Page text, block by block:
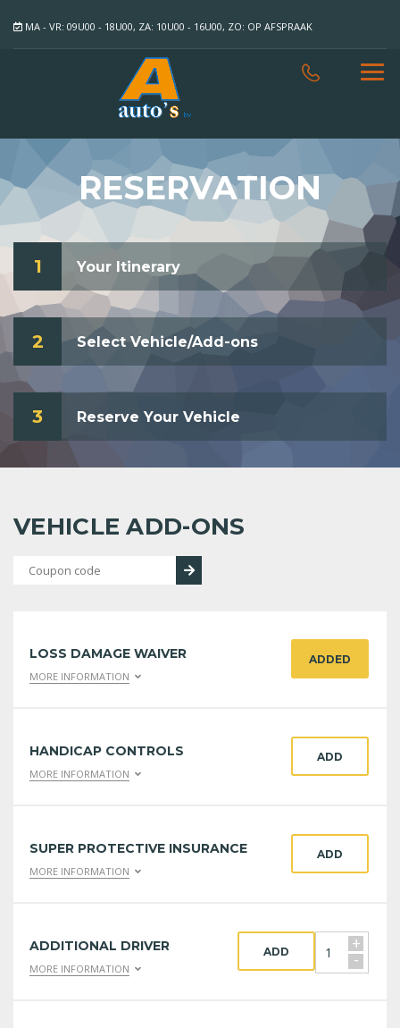
MA - VR: 09U00 - 18U00, ZA: 10U00 - 16U00, ZO: OP AFSPRAAK
RESERVATION
1 Your Itinerary
2 Select Vehicle/Add-ons
3 Reserve Your Vehicle
VEHICLE ADD-ONS
LOSS DAMAGE WAIVER
MORE INFORMATION
ADDED
HANDICAP CONTROLS
MORE INFORMATION
ADD
SUPER PROTECTIVE INSURANCE
MORE INFORMATION
ADD
ADDITIONAL DRIVER
MORE INFORMATION
+
-
ADD